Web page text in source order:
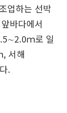
업하는 선박
바다에서
ｍ로 일
서해
.